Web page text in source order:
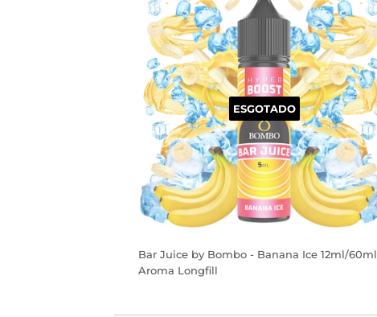
ESGOTADO
Bar Juice by Bombo - Banana Ice 12ml/60ml
Aroma Longfill